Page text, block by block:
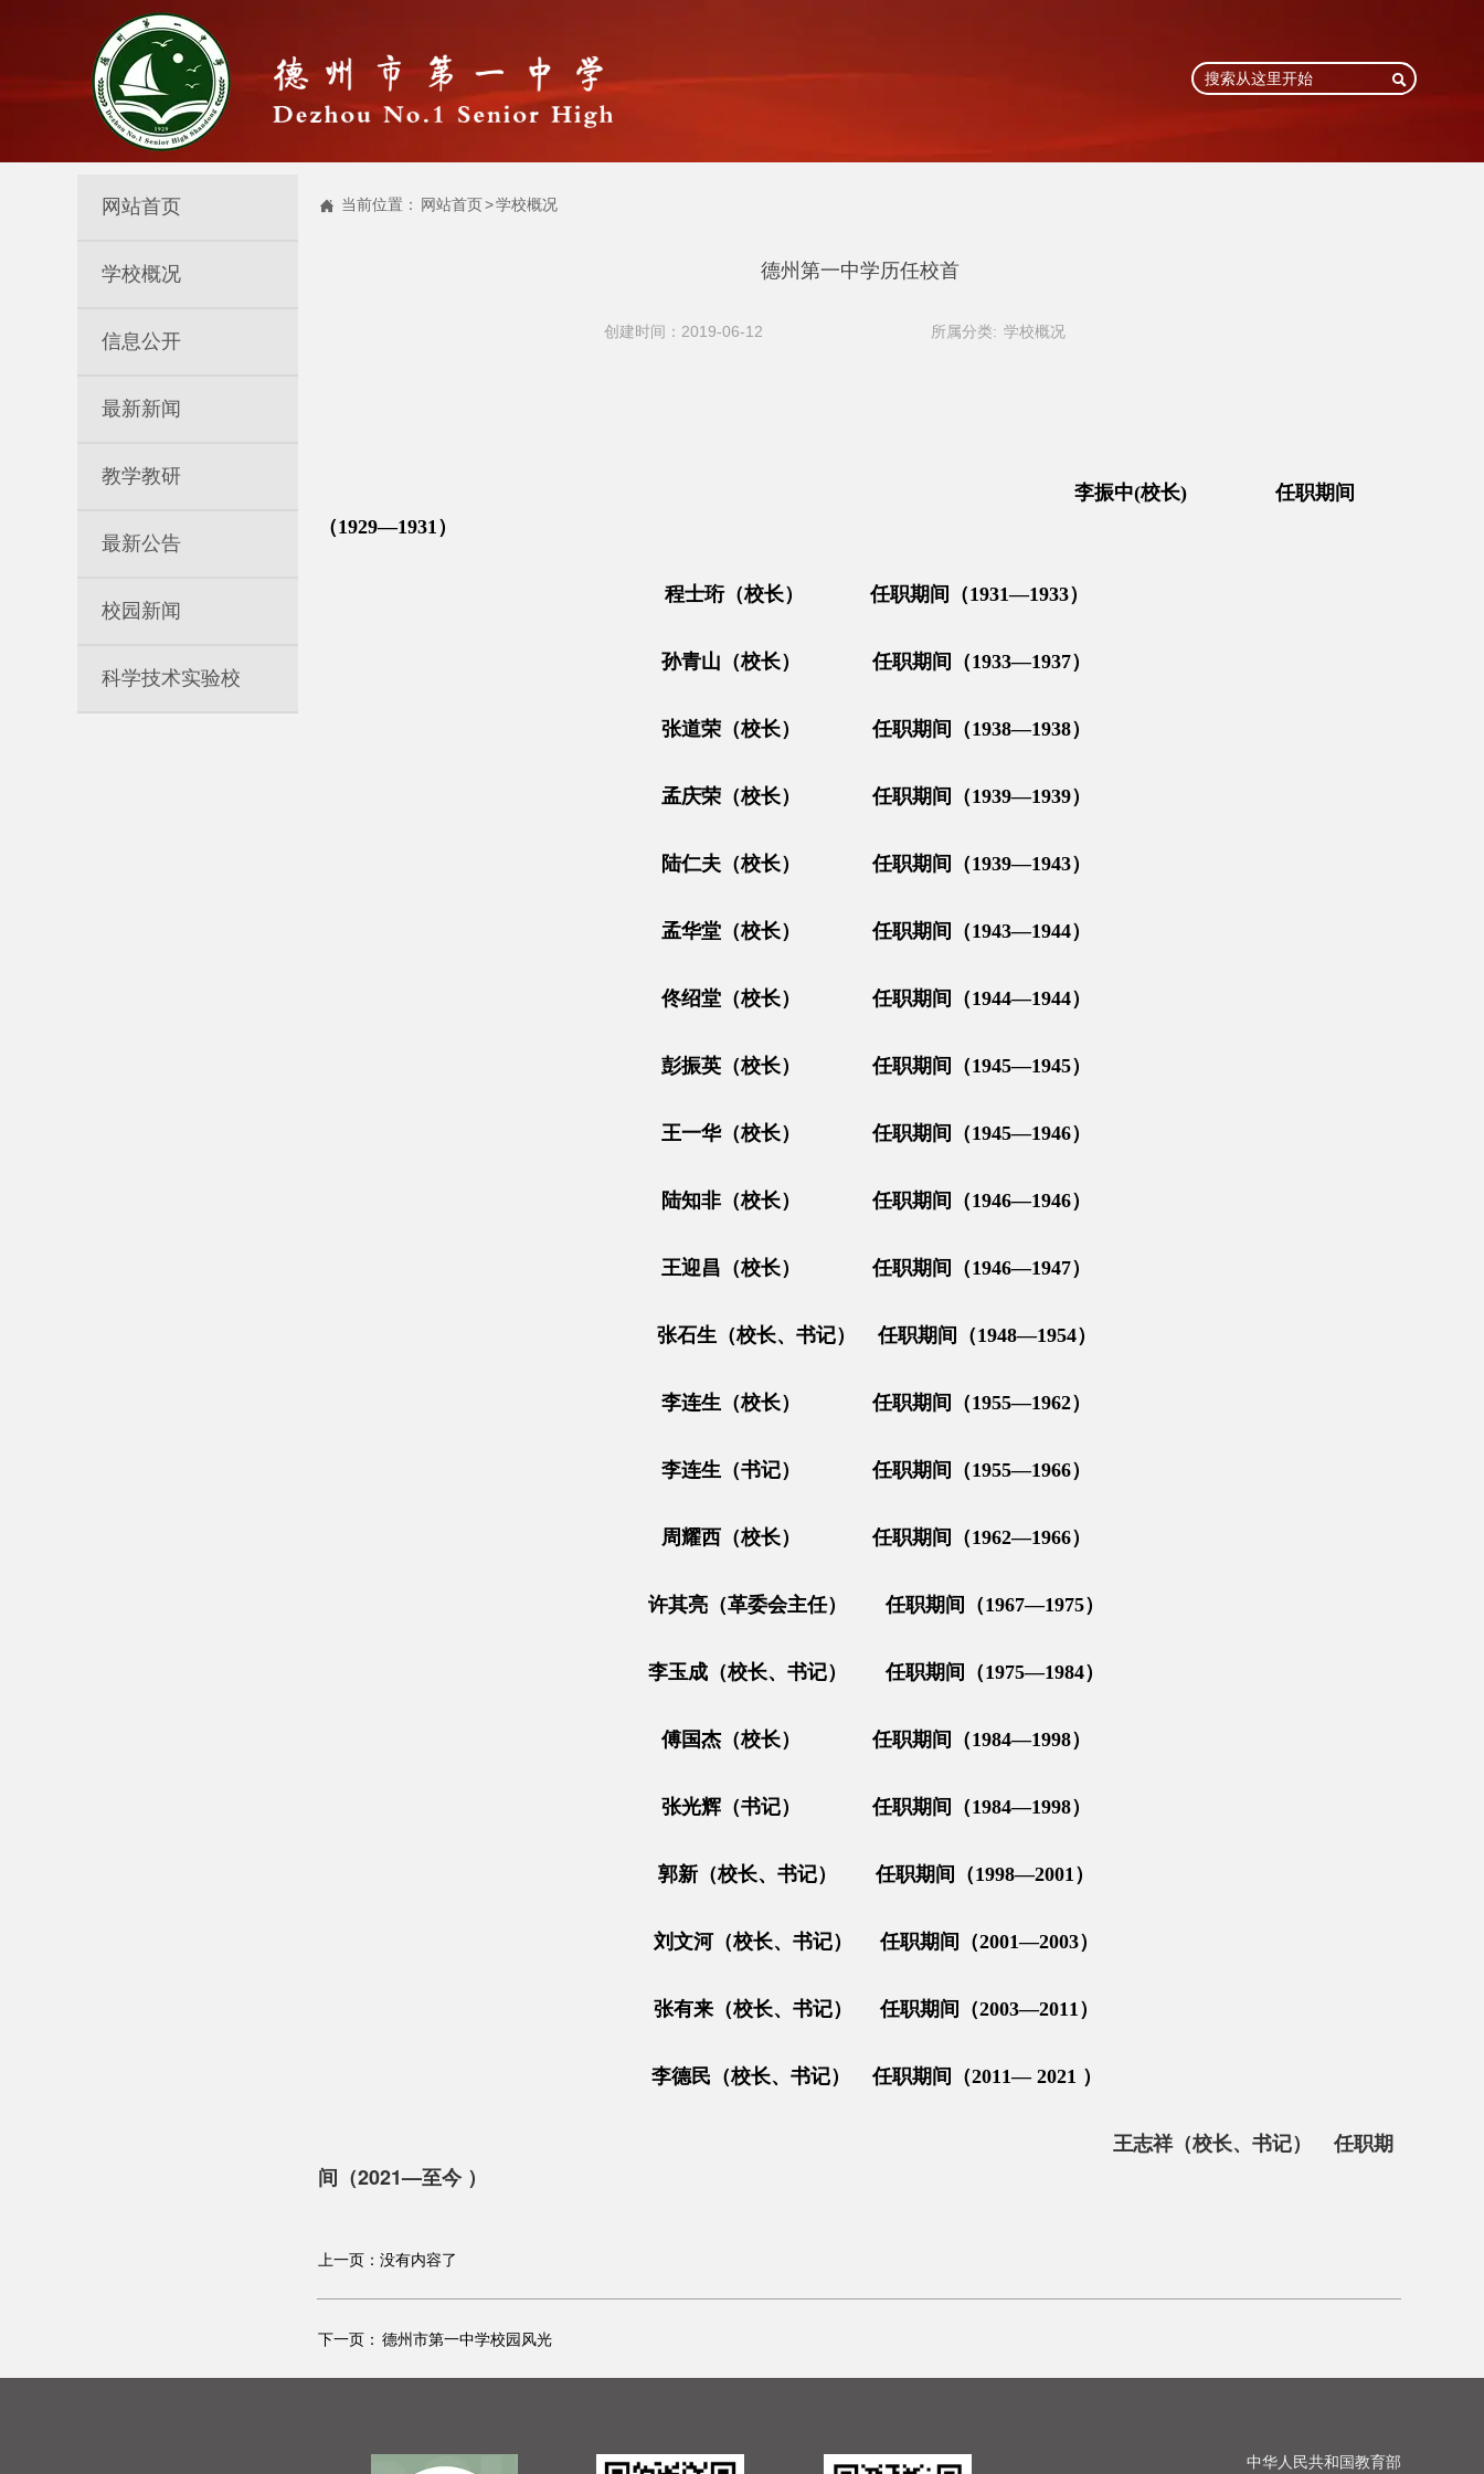

中华人民共和国教育部
德州第一中学历任校首
创建时间：2019-06-12 所属分类: 学校概况
李振中(校长) 任职期间
（1929—1931）
程士珩（校长） 任职期间（1931—1933）
孙青山（校长） 任职期间（1933—1937）
张道荣（校长） 任职期间（1938—1938）
孟庆荣（校长） 任职期间（1939—1939）
陆仁夫（校长） 任职期间（1939—1943）
孟华堂（校长） 任职期间（1943—1944）
佟绍堂（校长） 任职期间（1944—1944）
彭振英（校长） 任职期间（1945—1945）
王一华（校长） 任职期间（1945—1946）
陆知非（校长） 任职期间（1946—1946）
王迎昌（校长） 任职期间（1946—1947）
张石生（校长、书记） 任职期间（1948—1954）
李连生（校长） 任职期间（1955—1962）
李连生（书记） 任职期间（1955—1966）
周耀西（校长） 任职期间（1962—1966）
许其亮（革委会主任） 任职期间（1967—1975）
李玉成（校长、书记） 任职期间（1975—1984）
傅国杰（校长） 任职期间（1984—1998）
张光辉（书记） 任职期间（1984—1998）
郭新（校长、书记） 任职期间（1998—2001）
刘文河（校长、书记） 任职期间（2001—2003）
张有来（校长、书记） 任职期间（2003—2011）
李德民（校长、书记） 任职期间（2011— 2021 ）
王志祥（校长、书记） 任职期
间（2021—至今 ）
 当前位置： 网站首页>学校概况
上一页：没有内容了
下一页： 德州市第一中学校园风光
网站首页
学校概况
信息公开
最新新闻
教学教研
最新公告
校园新闻
科学技术实验校